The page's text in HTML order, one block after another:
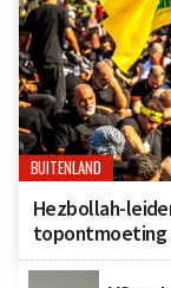
BUITENLAND
Hezbollah-
topontmoeting